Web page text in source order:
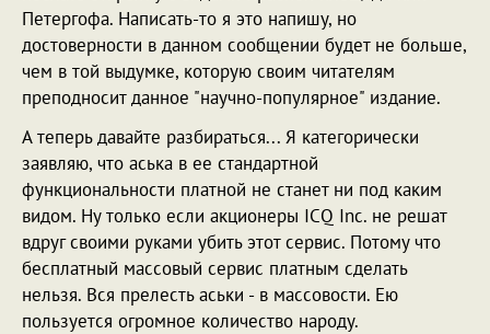
Петергофа. Написать-то я это напишу, но
достоверности в данном сообщении будет не больше,
чем в той выдумке, которую своим читателям
преподносит данное "научно-популярное" издание.
А теперь давайте разбираться... Я категорически
заявляю, что аська в ее стандартной
функциональности платной не станет ни под каким
видом. Ну только если акционеры ICQ Inc. не решат
вдруг своими руками убить этот сервис. Потому что
бесплатный массовый сервис платным сделать
нельзя. Вся прелесть аськи - в массовости. Ею
пользуется огромное количество народу.